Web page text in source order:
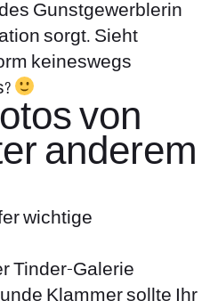
Gunstgewerblerin
sorgt. Sieht
keineswegs
von
anderem
wichtige
Tinder-Galerie
Klammer sollte Ihr